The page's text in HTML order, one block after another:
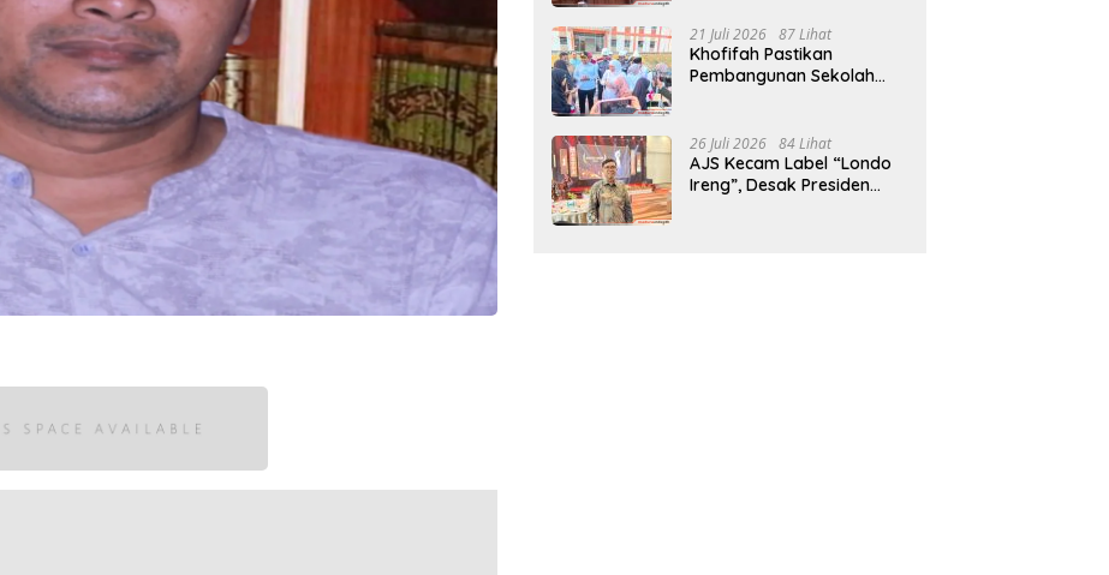
21 Juli 2026 87 Lihat
Khofifah Pastikan
Pembangunan Sekolah
Indonesia Emas
26 Juli 2026 84 Lihat
AJS Kecam Label “Londo
Ireng”, Desak Presiden